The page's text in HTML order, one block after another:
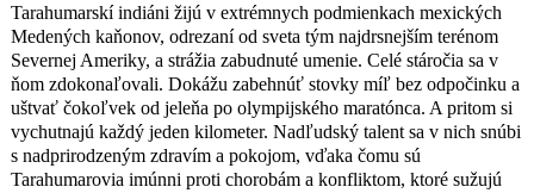
pripravoval na životnú výzvu:
osemdesiatkilometrové preteky srdcom
tarahumarskej krajiny, v ktorej sa
domorodý kmeň postaví proti podivnej
skupine Američanov vrátane veľkej
ultramaratónskej hviezdy, krásnej
mladej surfistky a bosonohého čudáka.
McDougall nás s ostrovtipom a
Tarahumarskí indiáni žijú v extrémnych podmienkach mexických
Medených kaňonov, odrezaní od sveta tým najdrsnejším terénom
Severnej Ameriky, a strážia zabudnuté umenie. Celé stáročia sa v
ňom zdokonaľovali. Dokážu zabehnúť stovky míľ bez odpočinku a
uštvať čokoľvek od jeleňa po olympijského maratónca. A pritom si
vychutnajú každý jeden kilometer. Nadľudský talent sa v nich snúbi
s nadprirodzeným zdravím a pokojom, vďaka čomu sú
Tarahumarovia imúnni proti chorobám a konfliktom, ktoré sužujú